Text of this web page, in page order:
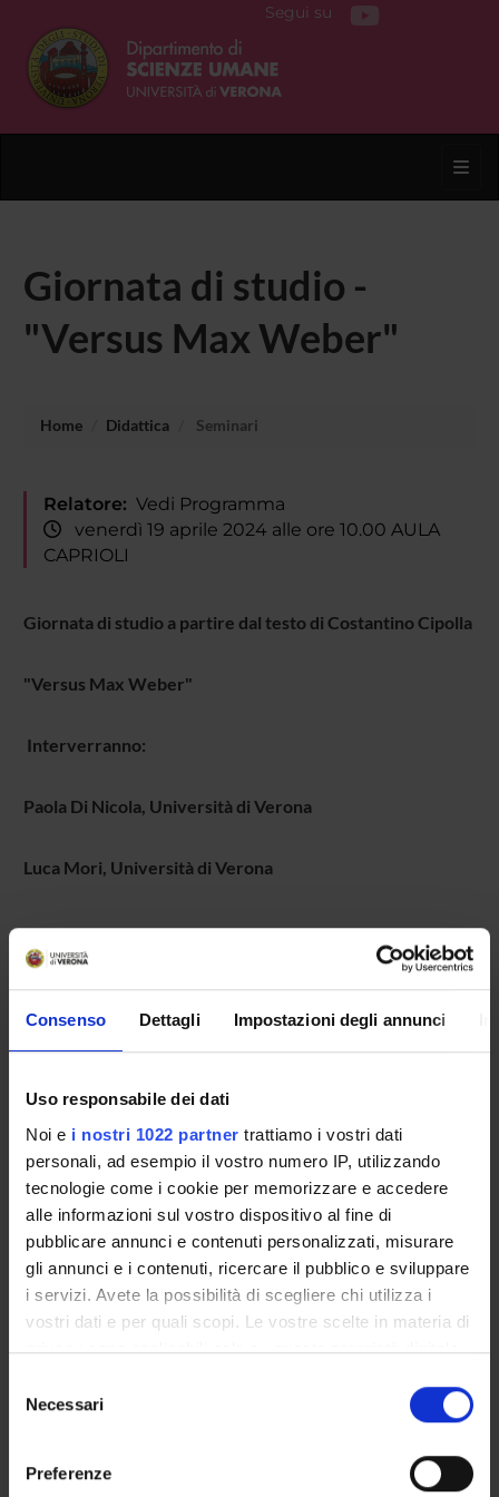
Consenso Dettagli Impostazioni degli annunci
Uso responsabile dei dati
Noi e i nostri 1022 partner trattiamo i vostri dati
personali, ad esempio il vostro numero IP, utilizzando
tecnologie come i cookie per memorizzare e accedere
alle informazioni sul vostro dispositivo al fine di
pubblicare annunci e contenuti personalizzati, misurare
gli annunci e i contenuti, ricercare il pubblico e sviluppare
i servizi. Avete la possibilità di scegliere chi utilizza i
vostri dati e per quali scopi. Le vostre scelte in materia di
privacy sono applicabili solo su questa proprietà digitale
modificare o revocare il proprio consenso in qualsiasi
momento dalla Dichiarazione sui cookie o facendo clic
delNecessari
Preferenze
Segui su
Giornata di studio -
"Versus Max Weber"
Home Didattica Seminari
Relatore: Vedi Programma
venerdì 19 aprile 2024 alle ore 10.00 AULA
CAPRIOLI
Giornata di studio a partire dal testo di Costantino Cipolla
"Versus Max Weber"
Interverranno:
Paola Di Nicola, Università di Verona
Luca Mori, Università di Verona
FORMATO (LINGUA, DIMENSIONE, DATA
Programma pdf (it, 240 KB, 08/04/24)
Debora Viviani
Referente esterno
Data pubblicazione
8 aprile 2024
CORSI DI STUDIO
DOTTORATI, MASTER E FORMAZIONE SUPERIORE